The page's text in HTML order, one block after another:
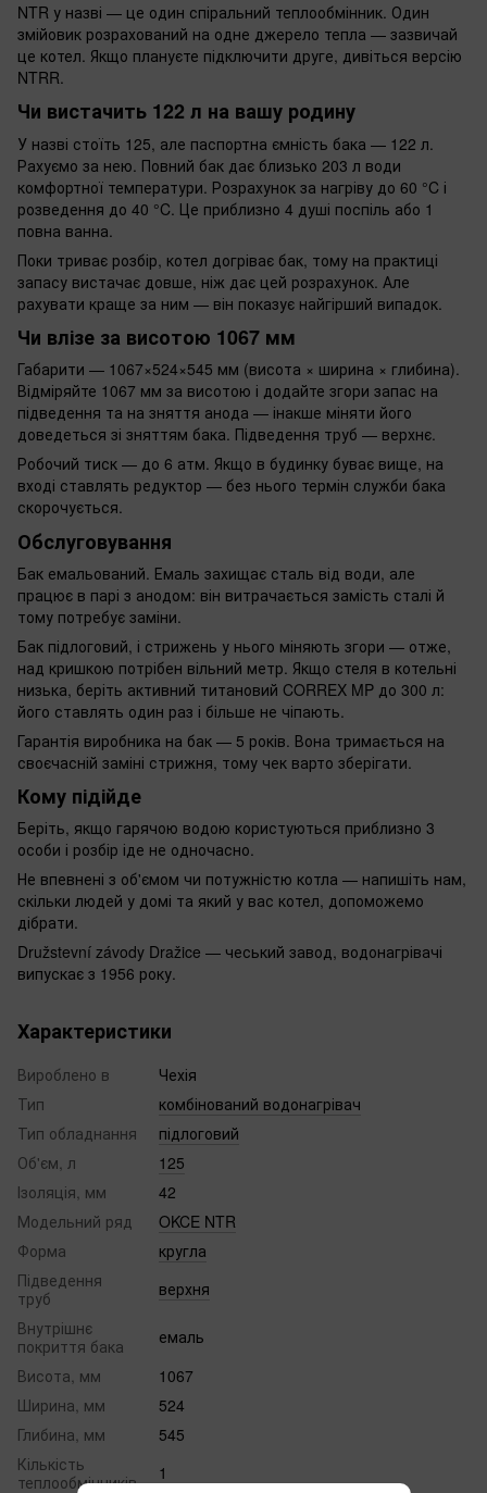
NTR у назві — це один спіральний теплообмінник. Один
змійовик розрахований на одне джерело тепла — зазвичай
це котел. Якщо плануєте підключити друге, дивіться версію
NTRR.
Чи вистачить 122 л на вашу родину
У назві стоїть 125, але паспортна ємність бака — 122 л.
Рахуємо за нею. Повний бак дає близько 203 л води
комфортної температури. Розрахунок за нагріву до 60 °C і
розведення до 40 °C. Це приблизно 4 душі поспіль або 1
повна ванна.
Поки триває розбір, котел догріває бак, тому на практиці
запасу вистачає довше, ніж дає цей розрахунок. Але
рахувати краще за ним — він показує найгірший випадок.
Чи влізе за висотою 1067 мм
Габарити — 1067×524×545 мм (висота × ширина × глибина).
Відміряйте 1067 мм за висотою і додайте згори запас на
підведення та на зняття анода — інакше міняти його
доведеться зі зняттям бака. Підведення труб — верхнє.
Робочий тиск — до 6 атм. Якщо в будинку буває вище, на
вході ставлять редуктор — без нього термін служби бака
скорочується.
Обслуговування
Бак емальований. Емаль захищає сталь від води, але
працює в парі з анодом: він витрачається замість сталі й
тому потребує заміни.
Бак підлоговий, і стрижень у нього міняють згори — отже,
над кришкою потрібен вільний метр. Якщо стеля в котельні
низька, беріть активний титановий CORREX MP до 300 л:
його ставлять один раз і більше не чіпають.
Гарантія виробника на бак — 5 років. Вона тримається на
своєчасній заміні стрижня, тому чек варто зберігати.
Кому підійде
Беріть, якщо гарячою водою користуються приблизно 3
особи і розбір іде не одночасно.
Не впевнені з об'ємом чи потужністю котла — напишіть нам,
скільки людей у домі та який у вас котел, допоможемо
дібрати.
Družstevní závody Dražice — чеський завод, водонагрівачі
випускає з 1956 року.
Характеристики
Вироблено в
Чехія
Тип
комбінований водонагрівач
Тип обладнання
підлоговий
Об'єм, л
125
Ізоляція, мм
42
Модельний ряд
OKCE NTR
Форма
кругла
Підведення
труб
верхня
Внутрішнє
покриття бака
емаль
Висота, мм
1067
Ширина, мм
524
Глибина, мм
545
Кількість
теплообмінників
1